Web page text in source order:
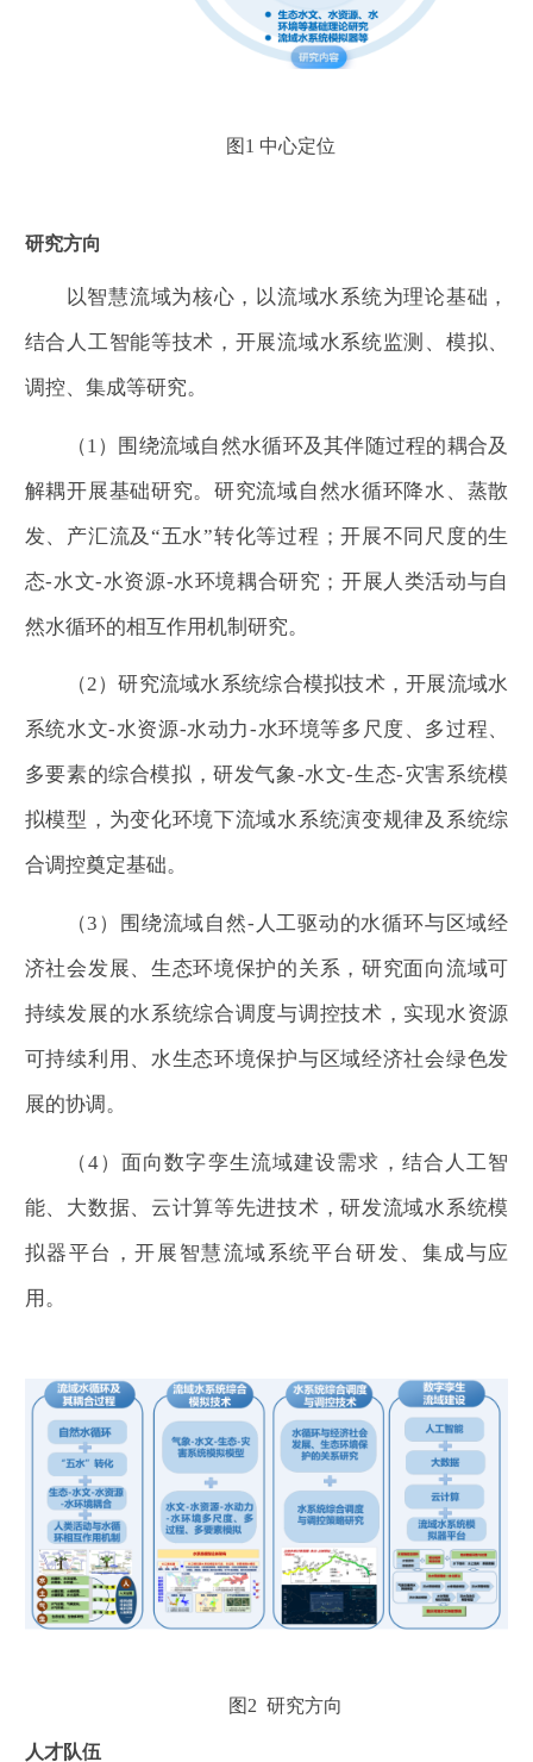
图1 中心定位
研究方向
以智慧流域为核心，以流域水系统为理论基础，
结合人工智能等技术，开展流域水系统监测、模拟、
调控、集成等研究。
（1）围绕流域自然水循环及其伴随过程的耦合及
解耦开展基础研究。研究流域自然水循环降水、蒸散
发、产汇流及“五水”转化等过程；开展不同尺度的生
态-水文-水资源-水环境耦合研究；开展人类活动与自
然水循环的相互作用机制研究。
（2）研究流域水系统综合模拟技术，开展流域水
系统水文-水资源-水动力-水环境等多尺度、多过程、
多要素的综合模拟，研发气象-水文-生态-灾害系统模
拟模型，为变化环境下流域水系统演变规律及系统综
合调控奠定基础。
（3）围绕流域自然-人工驱动的水循环与区域经
济社会发展、生态环境保护的关系，研究面向流域可
持续发展的水系统综合调度与调控技术，实现水资源
可持续利用、水生态环境保护与区域经济社会绿色发
展的协调。
（4）面向数字孪生流域建设需求，结合人工智
能、大数据、云计算等先进技术，研发流域水系统模
拟器平台，开展智慧流域系统平台研发、集成与应
用。
图 2 研究方向
人才队伍